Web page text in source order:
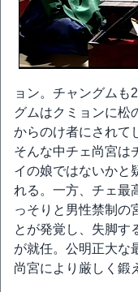
ョン。チャングムも
グムはクミョンに松
からのけ者にされて
そんな中チェ尚宮は
イの娘ではないかと
れる。一方、チェ最
っそりと男性禁制の
とが発覚し、失脚す
が就任。公明正大な
尚宮により厳しく鍛